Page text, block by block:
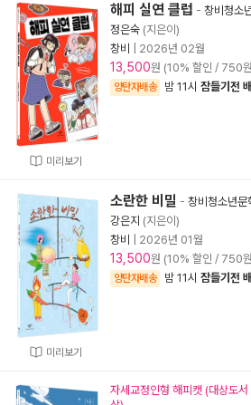
미리보기
해피 실연 클럽 - 창비청소
정은숙 (지은이)
창비
2026년 02월
13,500원 (10% 할인 / 750
양탄자배송 밤 11시 잠들기전
미리보기
소란한 비밀 - 창비청소년
강은지 (지은이)
창비
2026년 01월
13,500원 (10% 할인 / 750
양탄자배송 밤 11시 잠들기전
자세교정인형 해피캣 (대상도